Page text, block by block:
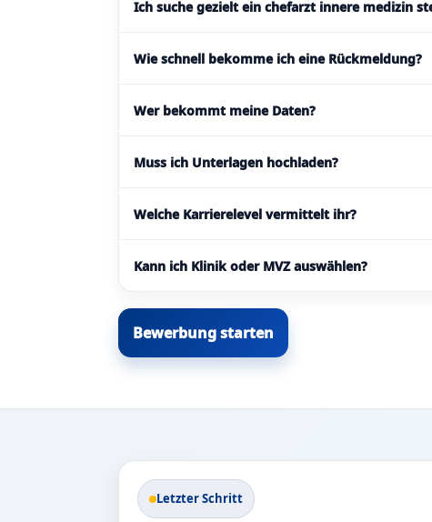
Ich suche gezielt ein chefarzt innere medizin
Wie schnell bekomme ich eine Rückmeldung?
Wer bekommt meine Daten?
Muss ich Unterlagen hochladen?
Welche Karrierelevel vermittelt ihr?
Kann ich Klinik oder MVZ auswählen?
Bewerbung starten
Letzter Schritt